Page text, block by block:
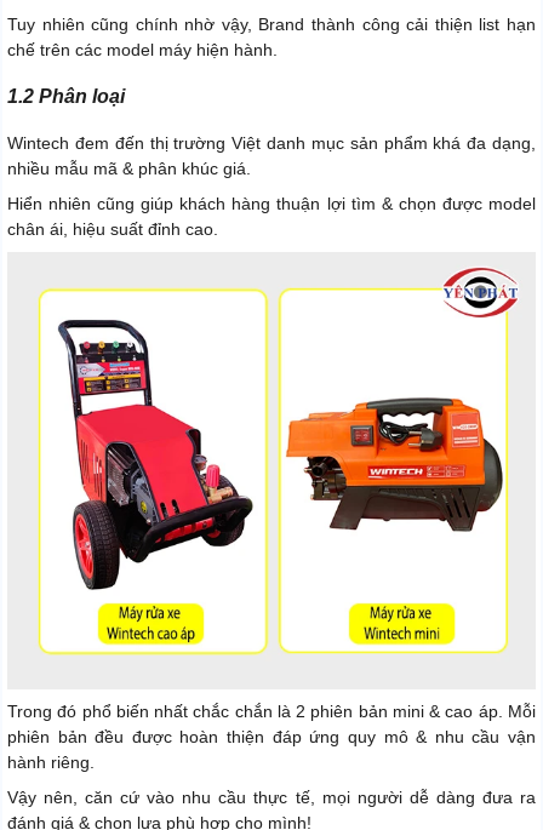
Tuy nhiên cũng chính nhờ vậy, Brand thành công cải thiện list hạn
chế trên các model máy hiện hành.
1.2 Phân loại
Wintech đem đến thị trường Việt danh mục sản phẩm khá đa dạng,
nhiều mẫu mã & phân khúc giá.
Hiển nhiên cũng giúp khách hàng thuận lợi tìm & chọn được model
chân ái, hiệu suất đỉnh cao.
Trong đó phổ biến nhất chắc chắn là 2 phiên bản mini & cao áp. Mỗi
phiên bản đều được hoàn thiện đáp ứng quy mô & nhu cầu vận
hành riêng.
Vậy nên, căn cứ vào nhu cầu thực tế, mọi người dễ dàng đưa ra
đánh giá & chọn lựa phù hợp cho mình!